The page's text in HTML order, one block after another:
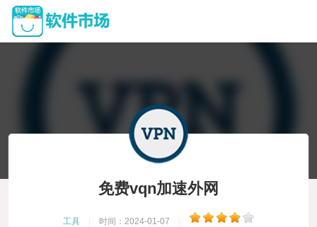
免费vqn加速外网
工具 时间：2024-01-07